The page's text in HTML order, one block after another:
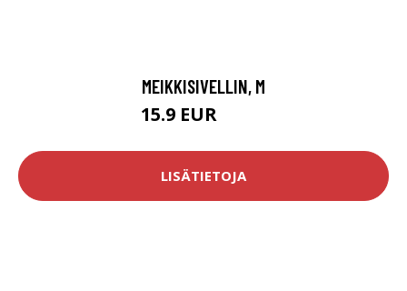
MEIKKISIVELLIN, M
15.9 EUR
LISÄTIETOJA